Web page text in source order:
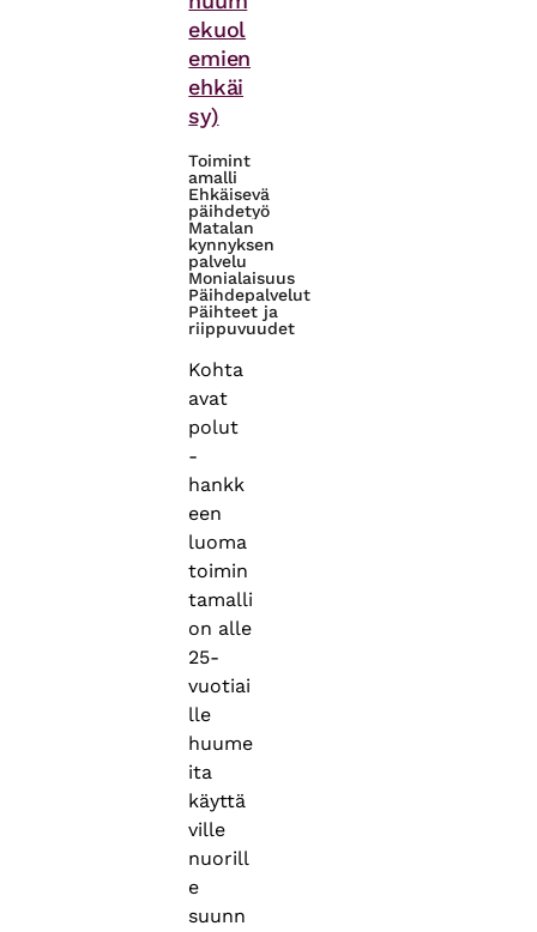
ekuol
emien
ehkäi
sy)
Toimint
amalli
Ehkäisevä
päihdetyö
Matalan
kynnyksen
palvelu
Monialaisuus
Päihdepalvelut
Päihteet ja
riippuvuudet
Kohta
avat
polut
-
hankk
een
luoma
toimin
tamalli
on alle
25-
vuotiai
lle
huume
ita
käyttä
ville
nuorill
e
suunn